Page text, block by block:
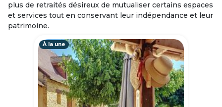
plus de retraités désireux de mutualiser certains espaces
et services tout en conservant leur indépendance et leur
patrimoine.
À la une